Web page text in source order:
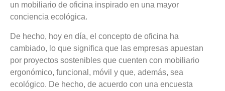
un mobiliario de oficina inspirado en una mayor
conciencia ecológica.
De hecho, hoy en día, el concepto de oficina ha
cambiado, lo que significa que las empresas apuestan
por proyectos sostenibles que cuenten con mobiliario
ergonómico, funcional, móvil y que, además, sea
ecológico. De hecho, de acuerdo con una encuesta